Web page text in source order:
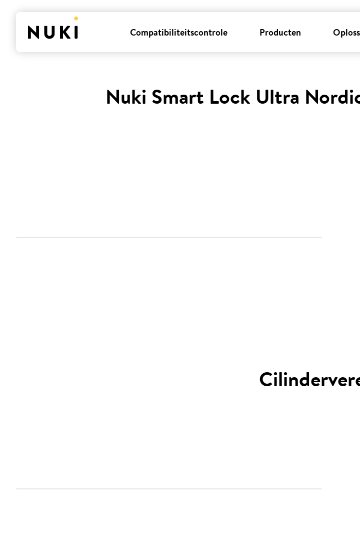
Compatibiliteitscontrole Producten
Nuki Smart Lock Ultra